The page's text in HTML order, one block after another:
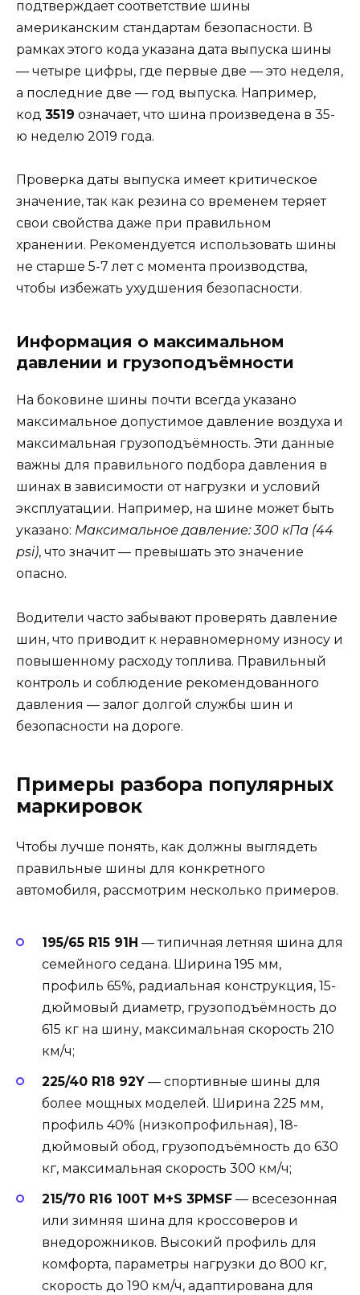
подтверждает соответствие шины
американским стандартам безопасности. В
рамках этого кода указана дата выпуска шины
— четыре цифры, где первые две — это неделя,
а последние две — год выпуска. Например,
код 3519 означает, что шина произведена в 35-
ю неделю 2019 года.
Проверка даты выпуска имеет критическое
значение, так как резина со временем теряет
свои свойства даже при правильном
хранении. Рекомендуется использовать шины
не старше 5-7 лет с момента производства,
чтобы избежать ухудшения безопасности.
Информация о максимальном
давлении и грузоподъёмности
На боковине шины почти всегда указано
максимальное допустимое давление воздуха и
максимальная грузоподъёмность. Эти данные
важны для правильного подбора давления в
шинах в зависимости от нагрузки и условий
эксплуатации. Например, на шине может быть
указано: Максимальное давление: 300 кПа (44
psi), что значит — превышать это значение
опасно.
Водители часто забывают проверять давление
шин, что приводит к неравномерному износу и
повышенному расходу топлива. Правильный
контроль и соблюдение рекомендованного
давления — залог долгой службы шин и
безопасности на дороге.
Примеры разбора популярных
маркировок
Чтобы лучше понять, как должны выглядеть
правильные шины для конкретного
автомобиля, рассмотрим несколько примеров.
195/65 R15 91H — типичная летняя шина для
семейного седана. Ширина 195 мм,
профиль 65%, радиальная конструкция, 15-
дюймовый диаметр, грузоподъёмность до
615 кг на шину, максимальная скорость 210
км/ч;
225/40 R18 92Y — спортивные шины для
более мощных моделей. Ширина 225 мм,
профиль 40% (низкопрофильная), 18-
дюймовый обод, грузоподъёмность до 630
кг, максимальная скорость 300 км/ч;
215/70 R16 100T M+S 3PMSF — всесезонная
или зимняя шина для кроссоверов и
внедорожников. Высокий профиль для
комфорта, параметры нагрузки до 800 кг,
скорость до 190 км/ч, адаптирована для